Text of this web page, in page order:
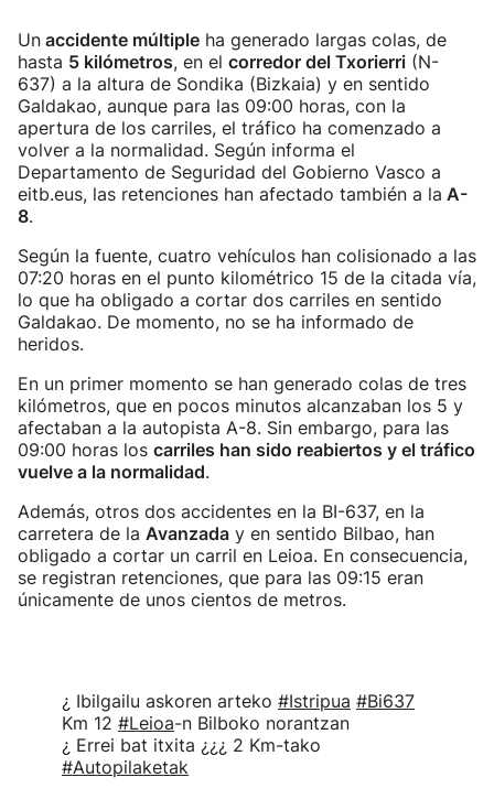
Un accidente múltiple ha generado largas colas, de
hasta 5 kilómetros, en el corredor del Txorierri (N-
637) a la altura de Sondika (Bizkaia) y en sentido
Galdakao, aunque para las 09:00 horas, con la
apertura de los carriles, el tráfico ha comenzado a
volver a la normalidad. Según informa el
Departamento de Seguridad del Gobierno Vasco a
eitb.eus, las retenciones han afectado también a la A-
8.
Según la fuente, cuatro vehículos han colisionado a las
07:20 horas en el punto kilométrico 15 de la citada vía,
lo que ha obligado a cortar dos carriles en sentido
Galdakao. De momento, no se ha informado de
heridos.
En un primer momento se han generado colas de tres
kilómetros, que en pocos minutos alcanzaban los 5 y
afectaban a la autopista A-8. Sin embargo, para las
09:00 horas los carriles han sido reabiertos y el tráfico
vuelve a la normalidad.
Además, otros dos accidentes en la BI-637, en la
carretera de la Avanzada y en sentido Bilbao, han
obligado a cortar un carril en Leioa. En consecuencia,
se registran retenciones, que para las 09:15 eran
únicamente de unos cientos de metros.
¿ Ibilgailu askoren arteko #Istripua #Bi637
Km 12 #Leioa-n Bilboko norantzan
¿ Errei bat itxita ¿¿¿ 2 Km-tako
#Autopilaketak